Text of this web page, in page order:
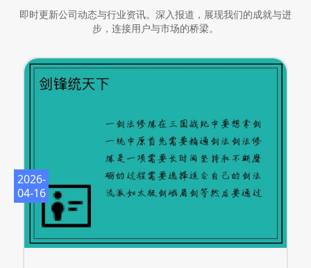
即时更新公司动态与行业资讯。深入报道，展现我们的成就与进
步，连接用户与市场的桥梁。
2026-
04-16